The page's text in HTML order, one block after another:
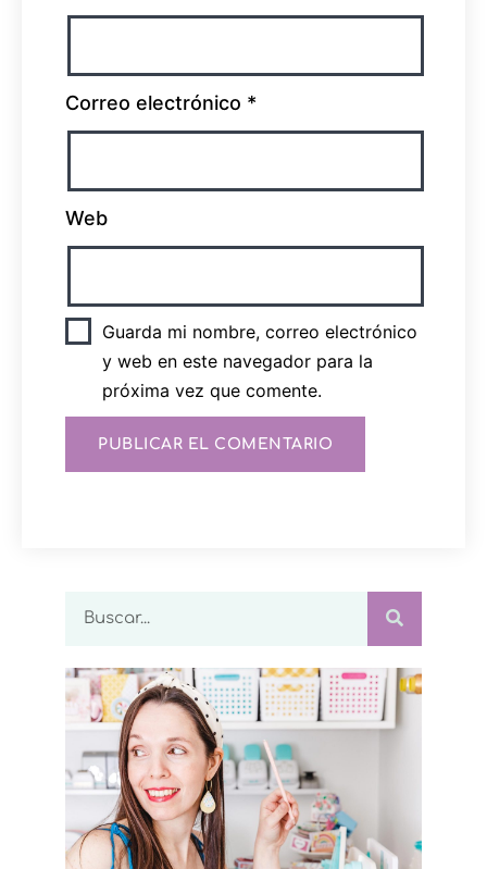
Correo electrónico *
Web
Guarda mi nombre, correo electrónico
y web en este navegador para la
próxima vez que comente.